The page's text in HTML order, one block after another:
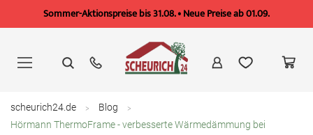
Sommer-Aktionspreise bis 31.08. • Neue Preise ab 01.09.
springen
scheurich24.de
Blog
Hörmann ThermoFrame - verbesserte Wärmedämmung bei